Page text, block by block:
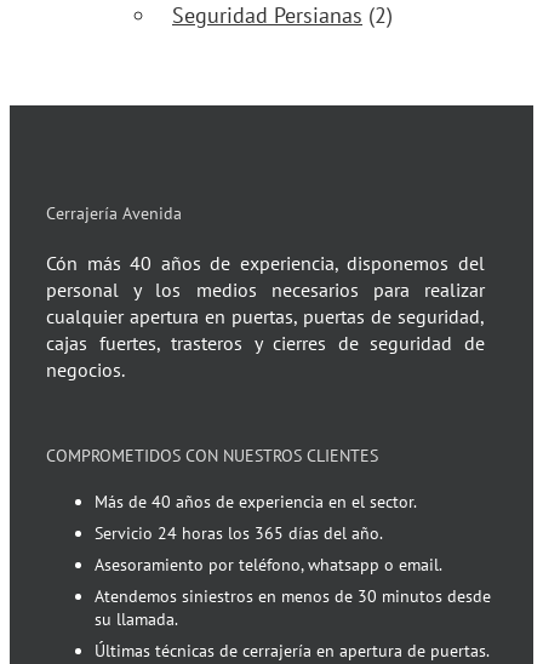
Seguridad Persianas (2)
Cerrajería Avenida
Cón más 40 años de experiencia, disponemos del
personal y los medios necesarios para realizar
cualquier apertura en puertas, puertas de seguridad,
cajas fuertes, trasteros y cierres de seguridad de
negocios.
COMPROMETIDOS CON NUESTROS CLIENTES
Más de 40 años de experiencia en el sector.
Servicio 24 horas los 365 días del año.
Asesoramiento por teléfono, whatsapp o email.
Atendemos siniestros en menos de 30 minutos desde
su llamada.
Últimas técnicas de cerrajería en apertura de puertas.